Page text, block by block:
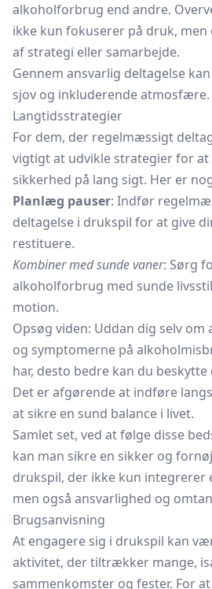
alkoholforbrug end andre.
ikke kun fokuserer på druk,
af strategi eller samarbejde.
Gennem ansvarlig deltagelse
sjov og inkluderende atmosfære.
Langtidsstrategier
For dem, der regelmæssigt
vigtigt at udvikle strategier for at
sikkerhed på lang sigt. Her er
Planlæg pauser: Indfør
deltagelse i drukspil for at give
restituere.
Kombiner med sunde vaner: Sørg
alkoholforbrug med sunde
motion.
Opsøg viden: Uddan dig selv
og symptomerne på
har, desto bedre kan du beskytte
Det er afgørende at indføre
at sikre en sund balance i livet.
Samlet set, ved at følge disse
kan man sikre en sikker og
drukspil, der ikke kun integrerer
men også ansvarlighed og
Brugsanvisning
At engagere sig i drukspil kan
aktivitet, der tiltrækker mange,
sammenkomster og fester. For